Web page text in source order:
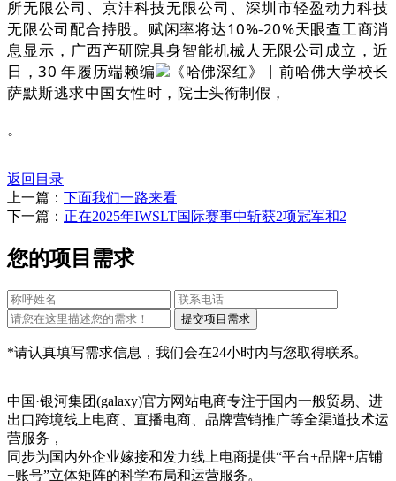
所无限公司、京沣科技无限公司、深圳市轻盈动力科技
无限公司配合持股。赋闲率将达10%-20%天眼查工商消
息显示，广西产研院具身智能机械人无限公司成立，近
日，30 年履历端赖编
《哈佛深红》丨前哈佛大学校长
萨默斯逃求中国女性时，院士头衔制假，
。
返回目录
上一篇： 下面我们一路来看
下一篇： 正在2025年IWSLT国际赛事中斩获2项冠军和2
您的项目需求
*请认真填写需求信息，我们会在24小时内与您取得联系。
中国·银河集团(galaxy)官方网站电商专注于国内一般贸易、进
出口跨境线上电商、直播电商、品牌营销推广等全渠道技术运
营服务，
同步为国内外企业嫁接和发力线上电商提供“平台+品牌+店铺
+账号”立体矩阵的科学布局和运营服务。